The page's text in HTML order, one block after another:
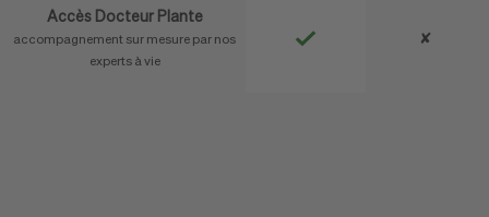
Accès Docteur Plante
accompagnement sur mesure par nos
experts à vie
✘